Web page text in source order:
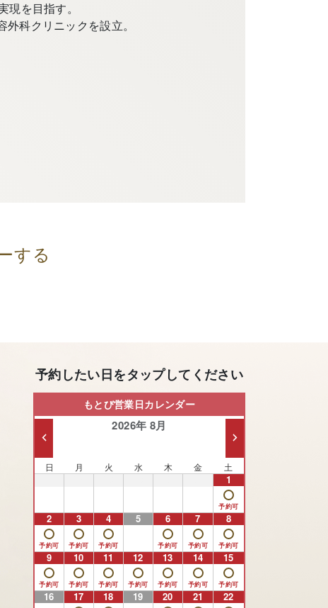
を目指す。
科クリニックを設立。
する
予約したい日をタップしてください
もとび営業日カレンダー
2026年 8月
日 月 火 水 木 金 土
1
2 3 4 5 6 7 8
9 10 11 12 13 14 15
16 17 18 19 20 21 22